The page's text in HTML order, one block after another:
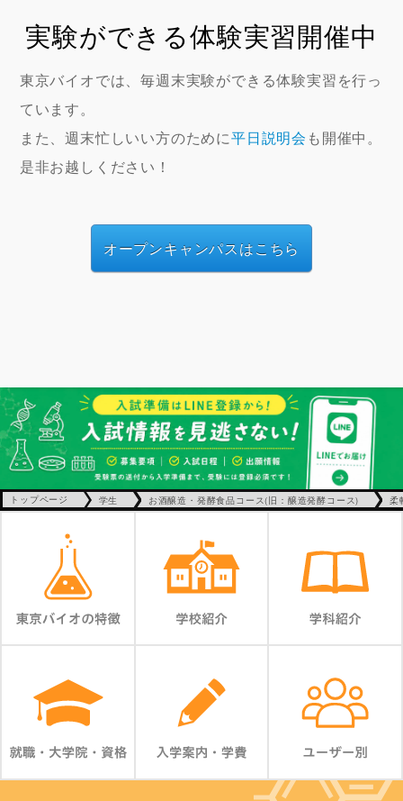
実験ができる体験実習開催中
東京バイオでは、毎週末実験ができる体験実習を行っ
ています。
また、週末忙しいい方のために平日説明会 も開催中。
是非お越しください！
オープンキャンパスはこちら
トップページ 学生 お酒醸造・発酵食品コース(旧：醸造発酵コース) 柔